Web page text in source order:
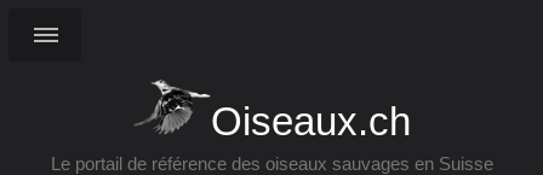
Oiseaux.ch
Le portail de référence des oiseaux sauvages en Suisse